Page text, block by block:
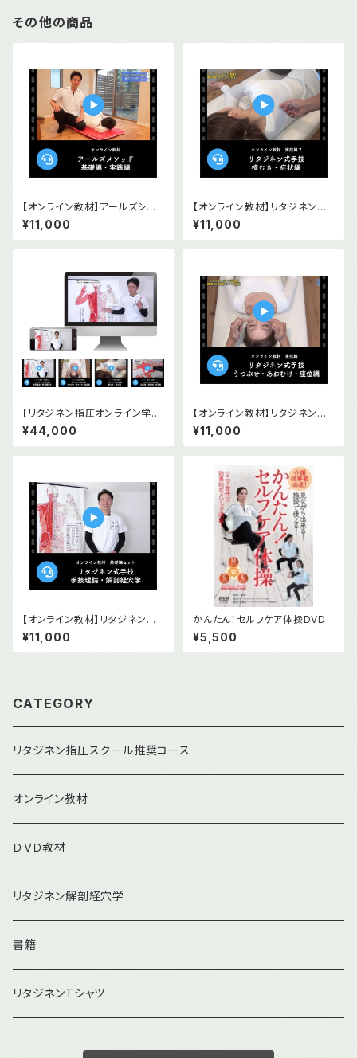
その他の商品
【オンライン教材】アールズシニ
アメソッド基礎編＆実践編 2本セ
ット
¥11,000
【オンライン教材】リタジネン指
圧 横むき・症状編
¥11,000
【リタジネン指圧オンライン学習
コース】実技編5本基礎編2本セ
ット
¥44,000
【オンライン教材】リタジネン指
圧 うつぶせ・あおむけ・座位編
¥11,000
【オンライン教材】リタジネン指
圧 手技理論 解剖経穴学基礎2
本セット
¥11,000
かんたん！セルフケア体操DVD
¥5,500
CATEGORY
リタジネン指圧スクール推奨コース
オンライン教材
ＤＶＤ教材
リタジネン解剖経穴学
書籍
リタジネンTシャツ